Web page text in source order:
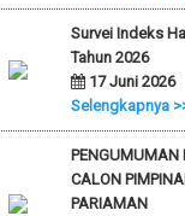
Survei Indeks
Tahun 2026
17 Juni 2026
Selengkapnya
PENGUMUMAN
CALON
PARIAMAN